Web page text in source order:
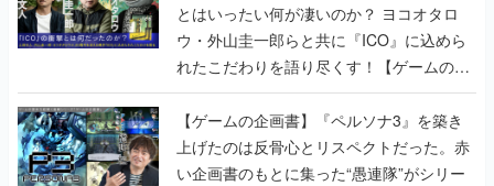
とはいったい何が凄いのか？ ヨコオタロ
ウ・外山圭一郎らと共に『ICO』に込めら
れたこだわりを語り尽くす！【ゲームの企
画書】
【ゲームの企画書】『ペルソナ3』を築き
上げたのは反骨心とリスペクトだった。赤
い企画書のもとに集った“愚連隊”がシリー